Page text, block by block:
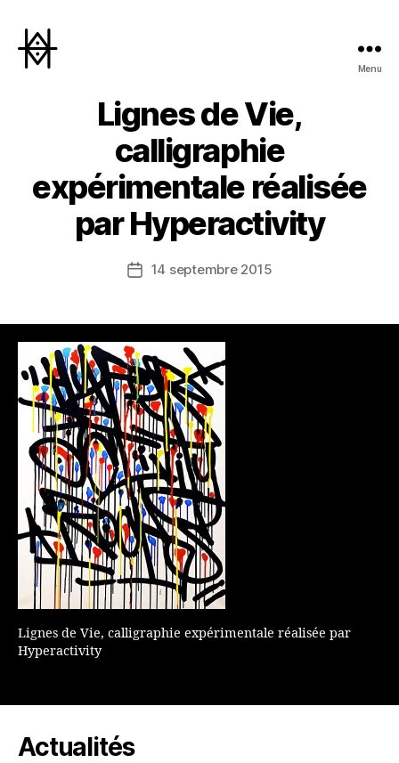
Menu
Lignes de Vie,
calligraphie
expérimentale réalisée
par Hyperactivity
Date14 septembre 2015
Lignes de Vie, calligraphie expérimentale réalisée par
Hyperactivity
Actualités